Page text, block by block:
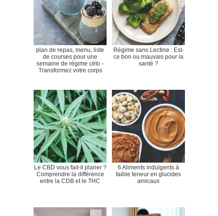
plan de repas, menu, liste
de courses pour une
semaine de régime céto -
Transformez votre corps
Régime sans Lectine : Est-
ce bon ou mauvais pour la
santé ?
Le CBD vous fait-il planer ?
Comprendre la différence
entre la CDB et le THC
6 Aliments indulgents à
faible teneur en glucides
amicaux